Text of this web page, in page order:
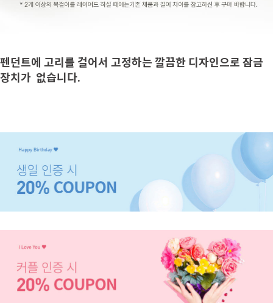
펜던트에 고리를 걸어서 고정하는 깔끔한 디자인으로 잠금
장치가 없습니다.